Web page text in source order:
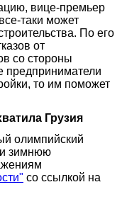
вице-премьер
таки может
По его
от
со стороны
предприниматели
то им поможет
Грузия
олимпийский
зимнюю
со ссылкой на